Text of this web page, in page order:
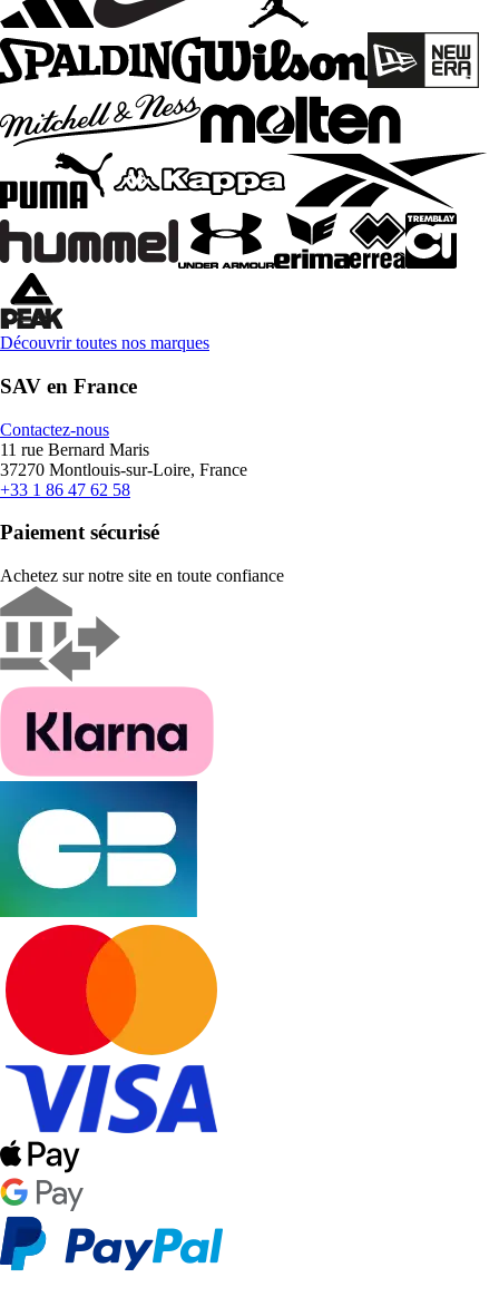
Découvrir toutes nos marques
SAV en France
Contactez-nous
11 rue Bernard Maris
37270 Montlouis-sur-Loire, France
+33 1 86 47 62 58
Paiement sécurisé
Achetez sur notre site en toute confiance